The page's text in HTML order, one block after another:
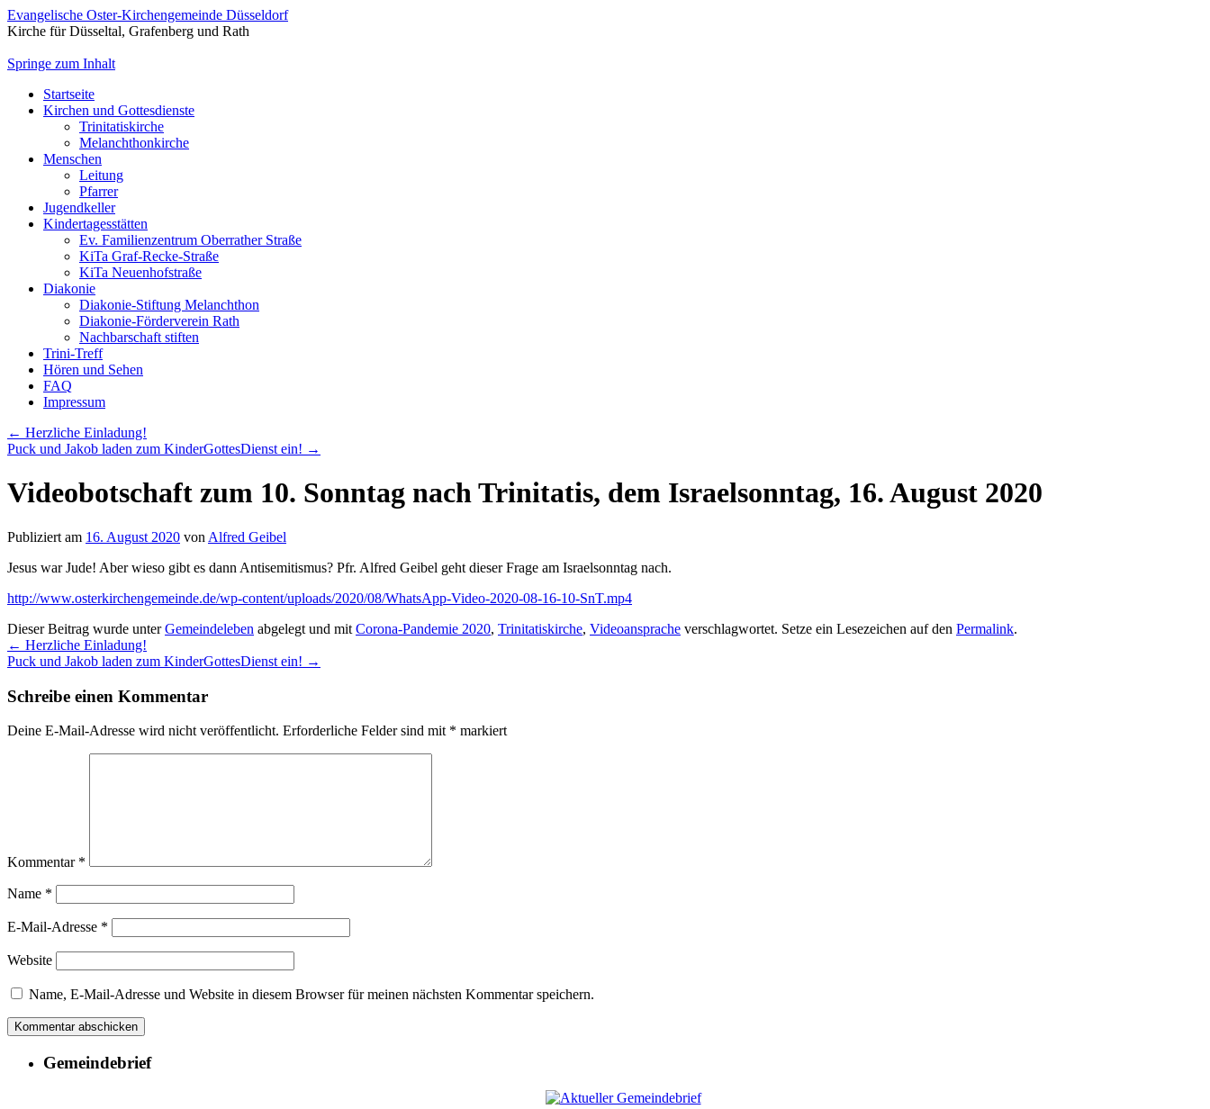
Evangelische Oster-Kirchengemeinde Düsseldorf
Kirche für Düsseltal, Grafenberg und Rath
Springe zum Inhalt
Startseite
Kirchen und Gottesdienste
Trinitatiskirche
Melanchthonkirche
Menschen
Leitung
Pfarrer
Jugendkeller
Kindertagesstätten
Ev. Familienzentrum Oberrather Straße
KiTa Graf-Recke-Straße
KiTa Neuenhofstraße
Diakonie
Diakonie-Stiftung Melanchthon
Diakonie-Förderverein Rath
Nachbarschaft stiften
Trini-Treff
Hören und Sehen
FAQ
Impressum
← Herzliche Einladung!
Puck und Jakob laden zum KinderGottesDienst ein! →
Videobotschaft zum 10. Sonntag nach Trinitatis, dem Israelsonntag, 16. August 2020
Publiziert am 16. August 2020 von Alfred Geibel
Jesus war Jude! Aber wieso gibt es dann Antisemitismus? Pfr. Alfred Geibel geht dieser Frage am Israelsonntag nach.
http://www.osterkirchengemeinde.de/wp-content/uploads/2020/08/WhatsApp-Video-2020-08-16-10-SnT.mp4
Dieser Beitrag wurde unterGemeindeleben abgelegt und mit Corona-Pandemie 2020, Trinitatiskirche, Videoansprache verschlagwortet. Setze ein Lesezeichen auf den Permalink.
← Herzliche Einladung!
Puck und Jakob laden zum KinderGottesDienst ein! →
Schreibe einen Kommentar
Deine E-Mail-Adresse wird nicht veröffentlicht. Erforderliche Felder sind mit * markiert
Kommentar *
Name *
E-Mail-Adresse *
Website
Name, E-Mail-Adresse und Website in diesem Browser für meinen nächsten Kommentar speichern.
Gemeindebrief